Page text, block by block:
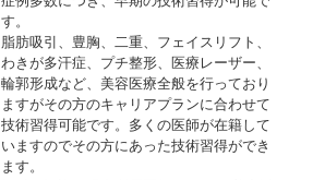
す。
脂肪吸引、豊胸、二重、フェイスリフト、
わきが多汗症、プチ整形、医療レーザー、
輪郭形成など、美容医療全般を行っており
ますがその方のキャリアプランに合わせて
技術習得可能です。多くの医師が在籍して
いますのでその方にあった技術習得ができ
ます。